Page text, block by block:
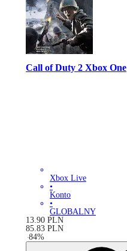
Call of Duty 2 Xbox One
Xbox Live
•
Konto
•
GLOBALNY
13.90 PLN
85.83 PLN
-84%